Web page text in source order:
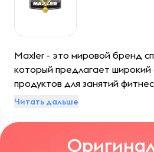
Maxler - это мировой бренд
который предлагает широкий
продуктов для занятий
активного образа жизни.
результативность.
Читать дальше